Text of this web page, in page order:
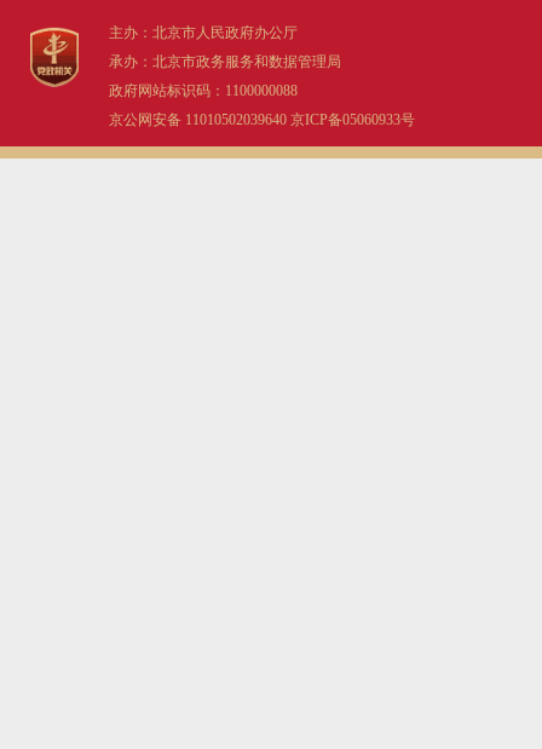
主办：北京市人民政府办公厅
承办：北京市政务服务和数据管理局
政府网站标识码：1100000088
京公网安备 11010502039640 京ICP备05060933号